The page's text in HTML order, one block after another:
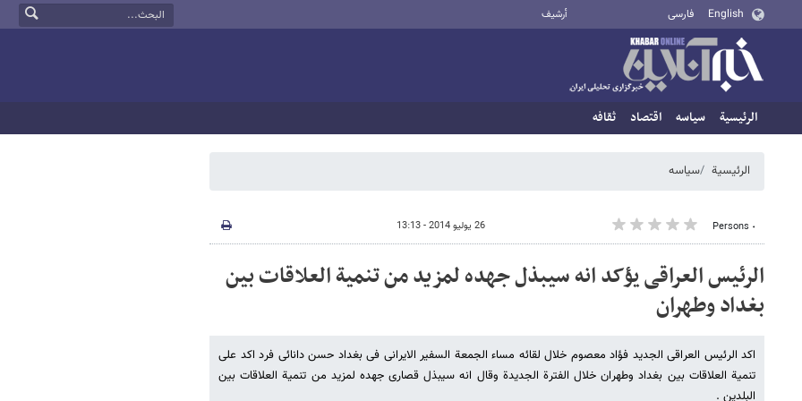
English فارسی أرشيف
الرئيسية سیاسه اقتصاد ثقافه
الرئيسية سیاسه
٠ Persons 26 يوليو 2014 - 13:13
الرئیس العراقی یؤکد انه سیبذل جهده لمزید من تنمیة العلاقات بین
بغداد وطهران
اکد الرئیس العراقی الجدید فؤاد معصوم خلال لقائه مساء الجمعة السفیر الایرانی فی بغداد حسن دانائی فرد اکد علی
تنمیة العلاقات بین بغداد وطهران خلال الفترة الجدیدة وقال انه سیبذل قصاری جهده لمزید من تنمیة العلاقات بین
البلدین .